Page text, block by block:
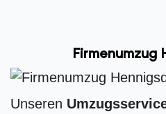
Firmenumzug
Unseren